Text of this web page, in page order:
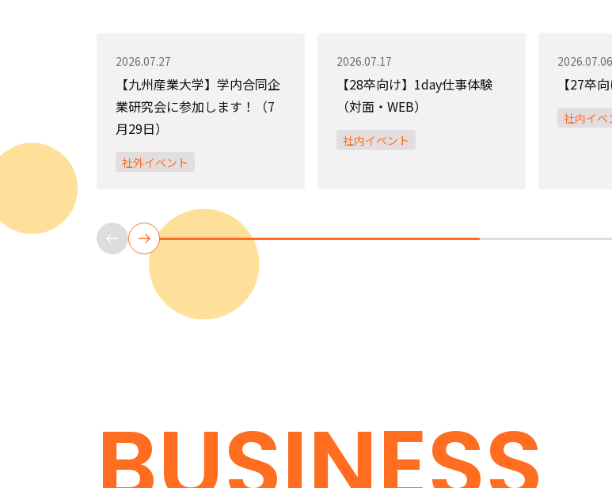
2026.07.27
【九州産業大学】学内合同企
業研究会に参加します！（7
月29日）
社外イベント
2026.07.17
【28卒向け】1day仕事体験
（対面・WEB）
社内イベント
2026.07.06
【27卒
社内イベ